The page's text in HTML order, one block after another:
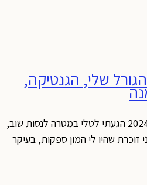
שלי, הגנטיקה,
אני דפנה, בת 27 וב-23 ביוני 2024 הגעתי לטלי במטרה לנסות שוב,
שהיו לי המון ספקות, בעיקר